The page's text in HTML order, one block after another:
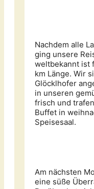
Nachdem alle
ging unsere
weltbekannt ist
km Länge. Wir
Glöcklhofer
in unseren
frisch und
Buffet in
Speisesaal.
Am nächsten
eine süße